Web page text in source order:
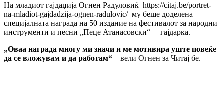
На младиот гајдаџија Огнен Радуловиќ https://citaj.be/portret-
na-mladiot-gajdadzija-ognen-radulovic/ му беше доделена
специјалната награда на 50 издание на фестивалот за народни
инструменти и песни „Пеце Атанасовски“ – гајдарка.
„Оваа награда многу ми значи и ме мотивира уште повеќе
да се вложувам и да работам“ – вели Огнен за Читај бе.